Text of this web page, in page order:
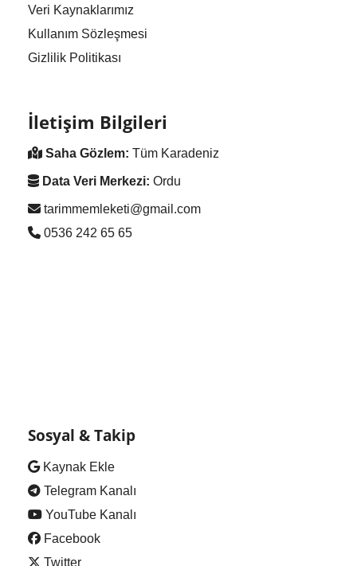
Veri Kaynaklarımız
Kullanım Sözleşmesi
Gizlilik Politikası
İletişim Bilgileri
Saha Gözlem: Tüm Karadeniz
Data Veri Merkezi: Ordu
tarimmemleketi@gmail.com
0536 242 65 65
Sosyal & Takip
Kaynak Ekle
Telegram Kanalı
YouTube Kanalı
Facebook
Twitter